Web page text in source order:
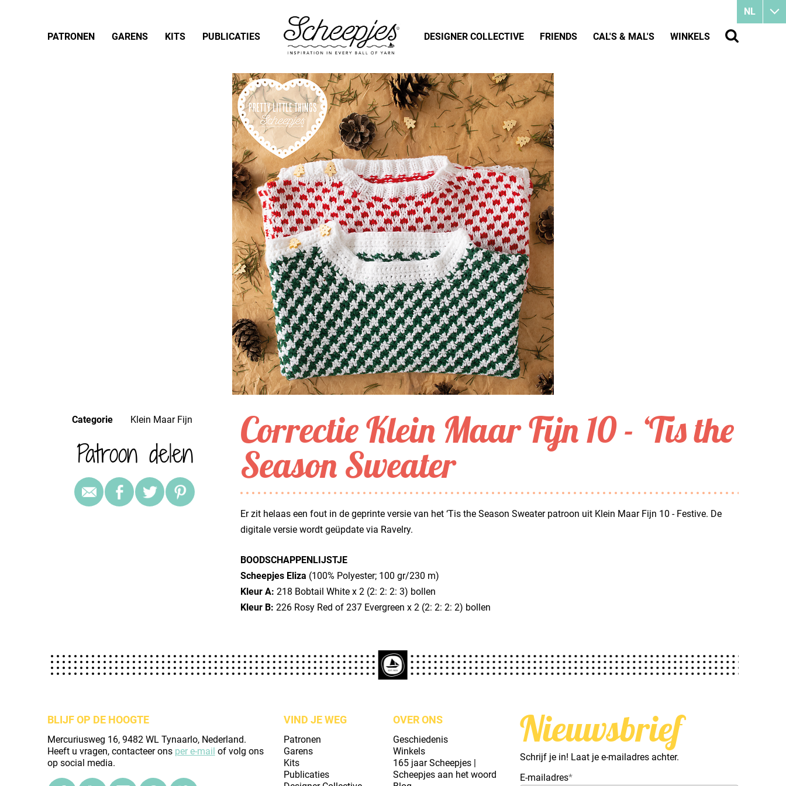
Categorie Klein Maar Fijn
Patroon delen
Correctie Klein Maar Fijn 10 - ‘Tis the
Season Sweater
Er zit helaas een fout in de geprinte versie van het ‘Tis the Season Sweater patroon uit Klein Maar Fijn 10 - Festive. De
digitale versie wordt geüpdate via Ravelry.
BOODSCHAPPENLIJSTJE
Scheepjes Eliza (100% Polyester; 100 gr/230 m)
Kleur A: 218 Bobtail White x 2 (2: 2: 2: 3) bollen
Kleur B: 226 Rosy Red of 237 Evergreen x 2 (2: 2: 2: 2) bollen
BLIJF OP DE HOOGTE
Mercuriusweg 16, 9482 WL Tynaarlo, Nederland.
Heeft u vragen, contacteer ons per e-mail of volg ons
op social media.
VIND JE WEG
Patronen
Garens
Kits
Publicaties
OVER ONS
Geschiedenis
Winkels
165 jaar Scheepjes |
Scheepjes aan het woord
Nieuwsbrief
Schrijf je in! Laat je e-mailadres achter.
E-mailadres*
NL
PATRONEN GARENS KITS PUBLICATIES DESIGNER COLLECTIVE FRIENDS CAL'S & MAL'S WINKELS